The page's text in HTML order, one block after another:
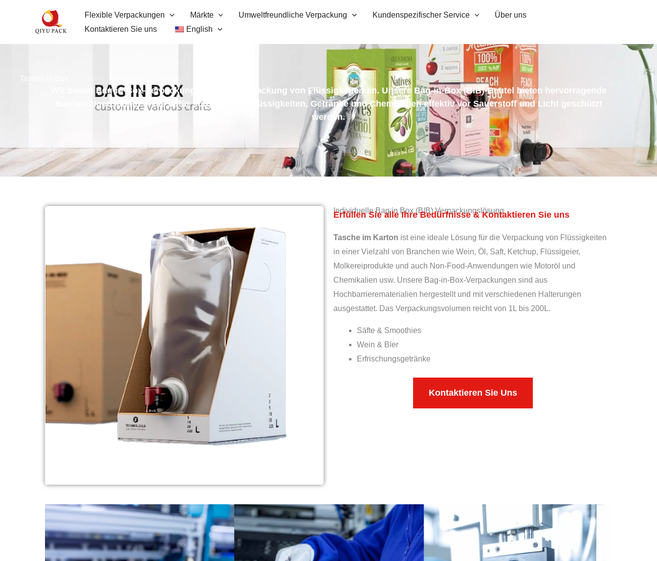
Flexible Verpackungen Märkte Umweltfreundliche Verpackung Kundenspezifischer Service
Über uns
Kontaktieren Sie uns
English
Wir bieten Bag-in-Box-Verpackungen für die Verpackung von Flüssigkeiten an. Unsere Bag-in-Box (BIB)-Beutel bieten hervorragende
Barriereeigenschaften, die dafür sorgen, dass Flüssigkeiten, Getränke und Chemikalien effektiv vor Sauerstoff und Licht geschützt
werden.
Individuelle Bag in Box (BIB) Verpackungslösung
Erfüllen Sie alle Ihre Bedürfnisse & Kontaktieren Sie uns
Tasche im Karton ist eine ideale Lösung für die Verpackung von Flüssigkeiten
in einer Vielzahl von Branchen wie Wein, Öl, Saft, Ketchup, Flüssigeier,
Molkereiprodukte und auch Non-Food-Anwendungen wie Motoröl und
Chemikalien usw. Unsere Bag-in-Box-Verpackungen sind aus
Hochbarrierematerialien hergestellt und mit verschiedenen Halterungen
ausgestattet. Das Verpackungsvolumen reicht von 1L bis 200L.
Säfte & Smoothies
Wein & Bier
Erfrischungsgetränke
Kontaktieren Sie Uns